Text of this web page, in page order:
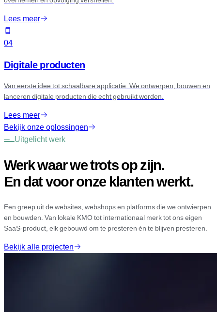
Lees meer
04
Digitale producten
Van eerste idee tot schaalbare applicatie. We ontwerpen, bouwen en
lanceren digitale producten die echt gebruikt worden.
Lees meer
Bekijk onze oplossingen
Uitgelicht werk
Werk waar we trots op zijn.
En dat voor onze klanten werkt.
Een greep uit de websites, webshops en platforms die we ontwierpen
en bouwden. Van lokale KMO tot internationaal merk tot ons eigen
SaaS-product, elk gebouwd om te presteren én te blijven presteren.
Bekijk alle projecten